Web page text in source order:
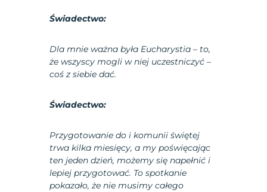
Świadectwo:
Dla mnie ważna była Eucharystia – to,
że wszyscy mogli w niej uczestniczyć –
coś z siebie dać.
Świadectwo:
Przygotowanie do i komunii świętej
trwa kilka miesięcy, a my poświęcając
ten jeden dzień, możemy się napełnić i
lepiej przygotować. To spotkanie
pokazało, że nie musimy całego